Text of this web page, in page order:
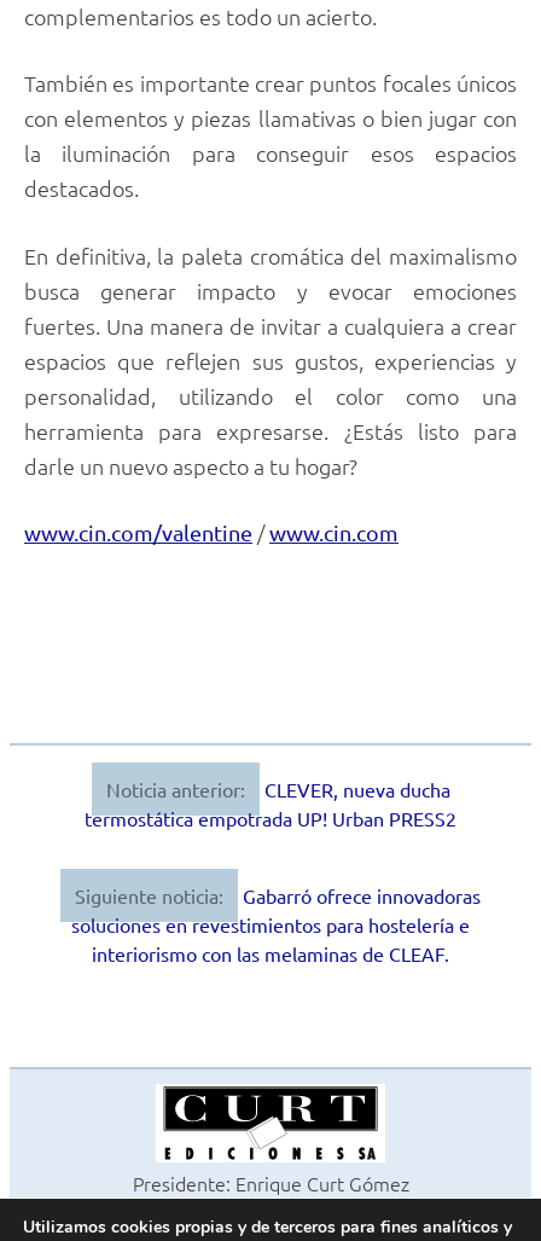
complementarios es todo un acierto.
También es importante crear puntos focales únicos
con elementos y piezas llamativas o bien jugar con
la iluminación para conseguir esos espacios
destacados.
En definitiva, la paleta cromática del maximalismo
busca generar impacto y evocar emociones
fuertes. Una manera de invitar a cualquiera a crear
espacios que reflejen sus gustos, experiencias y
personalidad, utilizando el color como una
herramienta para expresarse. ¿Estás listo para
darle un nuevo aspecto a tu hogar?
www.cin.com/valentine /www.cin.com
Navegación
entradas
Noticia anterior:
CLEVER, nueva ducha
termostática empotrada UP! Urban PRESS2
Siguiente noticia:
Gabarró ofrece innovadoras
soluciones en revestimientos para hostelería e
interiorismo con las melaminas de CLEAF.
Presidente: Enrique Curt Gómez
Utilizamos cookies propias y de terceros para fines analíticos y